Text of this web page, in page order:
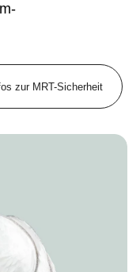
zur MRT-Sicherheit